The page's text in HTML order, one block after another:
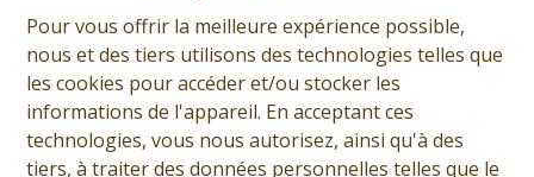
Pour vous offrir la meilleure expérience possible,
nous et des tiers utilisons des technologies telles que
les cookies pour accéder et/ou stocker les
informations de l'appareil. En acceptant ces
technologies, vous nous autorisez, ainsi qu'à des
tiers, à traiter des données personnelles telles que le
Guillaume Quenon
Demande d'informations
+32 (0)65 31 96 96